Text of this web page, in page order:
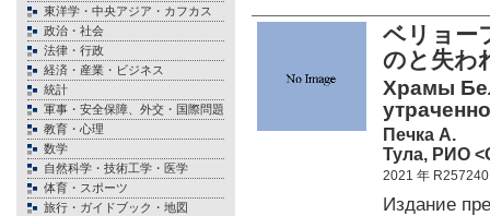
東洋学・中央アジア・カフカス
政治・社会
法律・行政
経済・産業・ビジネス
統計
軍事・安全保障、外交・国際問題
教育・心理
数学
自然科学・技術工学・医学
体育・スポーツ
旅行・ガイドブック・地図
ベリョー
のと失
Храмы
Печка А.
Тула, РИО
2021 年 R257240
Издание